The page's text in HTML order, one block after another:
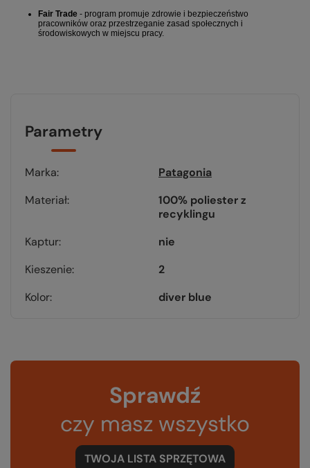
Fair Trade - program promuje zdrowie i bezpieczeństwo
pracowników oraz przestrzeganie zasad społecznych i
środowiskowych w miejscu pracy.
Parametry
Marka
Patagonia
Materiał
100% poliester z
recyklingu
Kaptur
nie
Kieszenie
2
Kolor
diver blue
Sprawdź
czy masz wszystko
TWOJA LISTA SPRZĘTOWA